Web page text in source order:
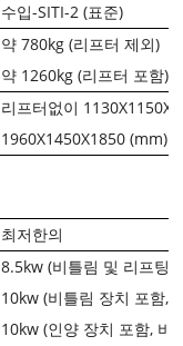
수입-SITI-2 (표준)
약 780kg (리프터 제외)
약 1260kg (리프터 포함)
리프터없이
1960X1450X1850 (mm)
최저한의
8.5kw (비틀림 및 리프팅
10kw (비틀림 장치 포함,
10kw (인양 장치 포함, 비